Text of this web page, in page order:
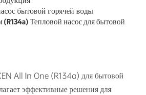
бытовой горячей воды
(R134a) Тепловой насос для бытовой
All In One (R134a) для бытовой
эффективные решения для